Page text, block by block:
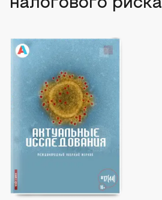
налогового риска